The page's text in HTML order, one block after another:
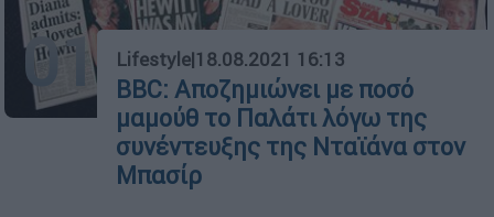
01 Lifestyle|18.08.2021 16:13
ΒΒC: Αποζημιώνει με ποσό
μαμούθ το Παλάτι λόγω της
συνέντευξης της Νταϊάνα στον
Μπασίρ